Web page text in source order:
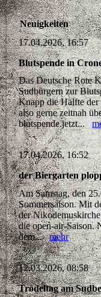
Neuigkeiten
17.04.2026, 16:57
Blutspende in
Das Deutsche Rote
Sudbürgern zur
Knapp die Hälfte der
also gerne zeitnah
blutspende.jetzt...
17.04.2026, 16:52
der Biergarten
Am Samstag, den
Sommersaison. Mit
der
die open-air-Saison.
dem...mehr
12.03.2026, 08:58
Trödeltag am